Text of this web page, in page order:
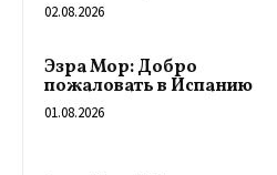
02.08.2026
Эзра Мор: Добро
пожаловать в Испанию
01.08.2026